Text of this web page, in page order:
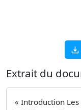
Extrait du
« Introduction